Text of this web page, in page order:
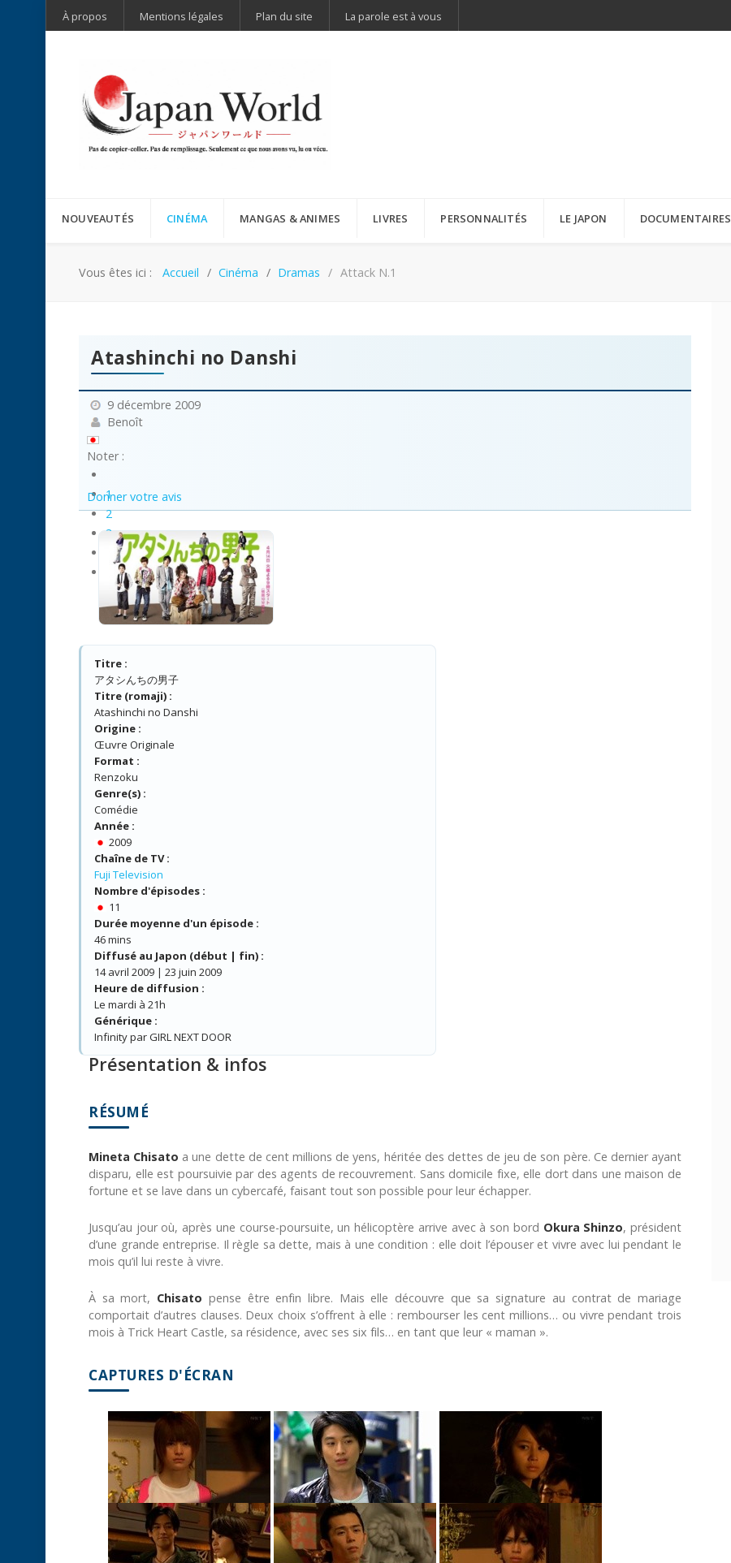
À propos Mentions légales Plan du site La parole est à vous
NOUVEAUTÉS CINÉMA MANGAS & ANIMES LIVRES PERSONNALITÉS LE JAPON DOCUMENTAIRES
Vous êtes ici : Accueil Cinéma Dramas Attack N.1
Atashinchi no Danshi
9 décembre 2009
Benoît
Noter :
1
2
3
Donner votre avis
Titre :
アタシんちの男子
Titre (romaji) :
Atashinchi no Danshi
Origine :
Œuvre Originale
Format :
Renzoku
Genre(s) :
Comédie
Année :
2009
Chaîne de TV :
Fuji Television
Nombre d'épisodes :
11
Durée moyenne d'un épisode :
46 mins
Diffusé au Japon (début | fin) :
14 avril 2009 | 23 juin 2009
Heure de diffusion :
Le mardi à 21h
Générique :
Infinity par GIRL NEXT DOOR
Présentation & infos
RÉSUMÉ
Mineta Chisato a une dette de cent millions de yens, héritée des dettes de jeu de son père. Ce dernier ayant
disparu, elle est poursuivie par des agents de recouvrement. Sans domicile fixe, elle dort dans une maison de
fortune et se lave dans un cybercafé, faisant tout son possible pour leur échapper.
Jusqu’au jour où, après une course-poursuite, un hélicoptère arrive avec à son bord Okura Shinzo, président
d’une grande entreprise. Il règle sa dette, mais à une condition : elle doit l’épouser et vivre avec lui pendant le
mois qu’il lui reste à vivre.
À sa mort, Chisato pense être enfin libre. Mais elle découvre que sa signature au contrat de mariage
comportait d’autres clauses. Deux choix s’offrent à elle : rembourser les cent millions… ou vivre pendant trois
mois à Trick Heart Castle, sa résidence, avec ses six fils… en tant que leur « maman ».
CAPTURES D'ÉCRAN